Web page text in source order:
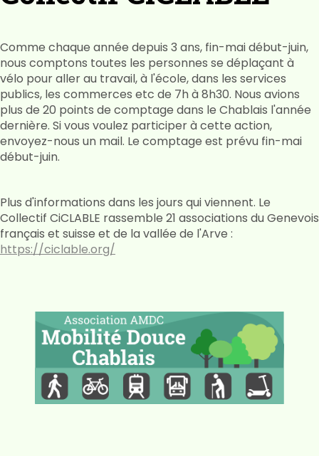
Comme chaque année depuis 3 ans, fin-mai début-juin,
nous comptons toutes les personnes se déplaçant à
vélo pour aller au travail, à l'école, dans les services
publics, les commerces etc de 7h à 8h30. Nous avions
plus de 20 points de comptage dans le Chablais l'année
dernière. Si vous voulez participer à cette action,
envoyez-nous un mail. Le comptage est prévu fin-mai
début-juin.
Plus d'informations dans les jours qui viennent. Le
Collectif CiCLABLE rassemble 21 associations du Genevois
français et suisse et de la vallée de l'Arve :
https://ciclable.org/